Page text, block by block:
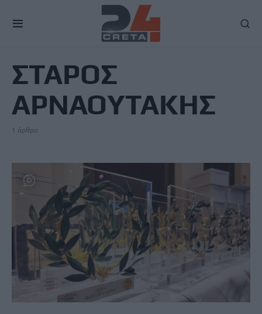
ΣΤΑΡΟΣ
ΑΡΝΑΟΥΤΑΚΗΣ
1 άρθρο